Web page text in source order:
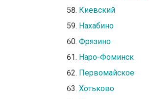
Киевский
Нахабино
Фрязино
Наро-Фоминск
Первомайское
Хотьково